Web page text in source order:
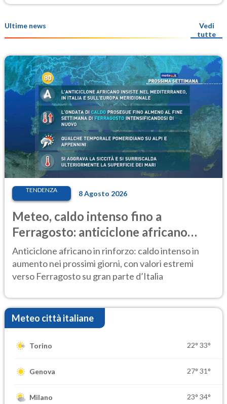
Ultime news
Vedi
tutte
TENDENZA 8 Agosto 2026
Meteo, caldo intenso fino a
Ferragosto: anticiclone africano
ancora protagonista
Anticiclone africano in rinforzo: caldo intenso in
aumento nei prossimi giorni, con valori estremi
verso Ferragosto su gran parte d’Italia
Meteo città italiane
Torino 22° 33°
Genova 27° 31°
Milano 23° 34°